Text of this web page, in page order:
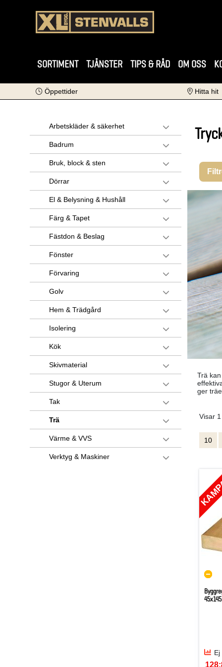
SORTIMENT TJÄNSTER TIPS & RÅD OM OSS
Öppettider Hitta hit
Arbetskläder & säkerhet
Badrum
Bruk, block & sten
Dörrar
El & Belysning & Hushåll
Färg & Tapet
Fästdon & Beslag
Fönster
Förvaring
Golv
Hem & Trädgård
Isolering
Kök
Skivmaterial
Stugor & Uterum
Tak
Trä
Värme & VVS
Verktyg & Maskiner
Trä
ger
Visar
10
Ej